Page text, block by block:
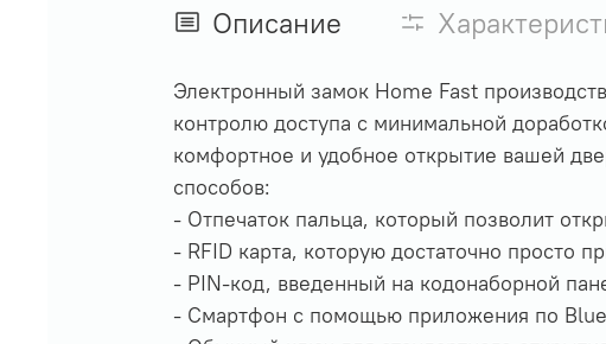
Описание
Электронный замок Home Fast
контролю доступа с минимальной
комфортное и удобное открытие вашей
способов:
- Отпечаток пальца, который позволит
- RFID карта, которую достаточно просто
- PIN-код, введенный на кодонаборной
- Смартфон с помощью приложения по